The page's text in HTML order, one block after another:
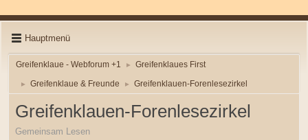
Hauptmenü
Greifenklaue - Webforum +1 ► Greifenklaues First
► Greifenklaue & Freunde ► Greifenklauen-Forenlesezirkel
Greifenklauen-Forenlesezirkel
Gemeinsam Lesen